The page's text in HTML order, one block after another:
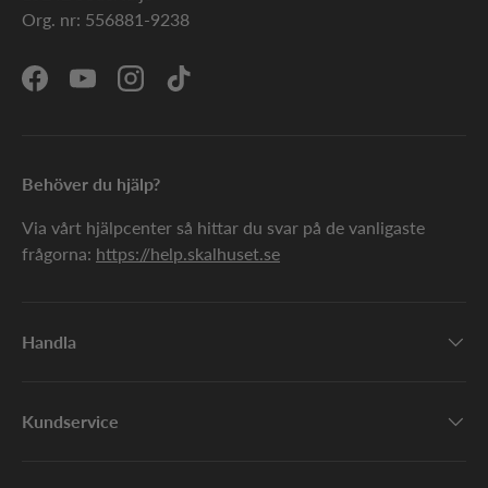
Org. nr: 556881-9238
FacebookYouTubeInstagramTikTok
Behöver du hjälp?
Via vårt hjälpcenter så hittar du svar på de vanligaste
frågorna: https://help.skalhuset.se
Handla
Kundservice